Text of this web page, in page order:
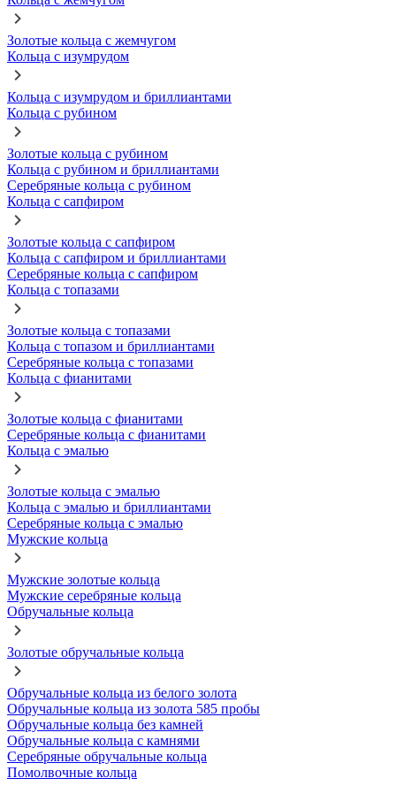
Золотые кольца с жемчугом
Кольца с изумрудом
Кольца с изумрудом и бриллиантами
Кольца с рубином
Золотые кольца с рубином
Кольца с рубином и бриллиантами
Серебряные кольца с рубином
Кольца с сапфиром
Золотые кольца с сапфиром
Кольца с сапфиром и бриллиантами
Серебряные кольца с сапфиром
Кольца с топазами
Золотые кольца с топазами
Кольца с топазом и бриллиантами
Серебряные кольца с топазами
Кольца с фианитами
Золотые кольца с фианитами
Серебряные кольца с фианитами
Кольца с эмалью
Золотые кольца с эмалью
Кольца с эмалью и бриллиантами
Серебряные кольца с эмалью
Мужские кольца
Мужские золотые кольца
Мужские серебряные кольца
Обручальные кольца
Золотые обручальные кольца
Обручальные кольца из белого золота
Обручальные кольца из золота 585 пробы
Обручальные кольца без камней
Обручальные кольца с камнями
Серебряные обручальные кольца
Помолвочные кольца